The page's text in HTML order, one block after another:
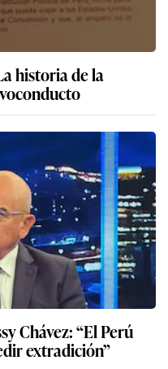
historia de la
Chávez: “El Perú
extradición”